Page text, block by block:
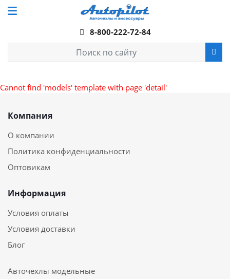
8-800-222-72-84
Cannot find 'models' template with page 'detail'
Компания
О компании
Политика конфиденциальности
Оптовикам
Информация
Условия оплаты
Условия доставки
Блог
Авточехлы модельные